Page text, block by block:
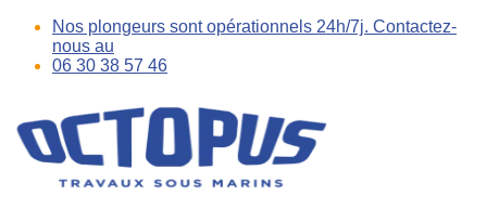
Nos plongeurs sont opérationnels 24h/7j. Contactez-
nous au
06 30 38 57 46